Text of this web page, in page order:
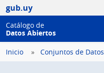
gub.uy
Catálogo de
Datos Abiertos
Inicio Conjuntos de Datos